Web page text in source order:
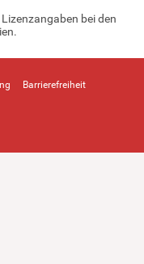
bei den
Barrierefreiheit